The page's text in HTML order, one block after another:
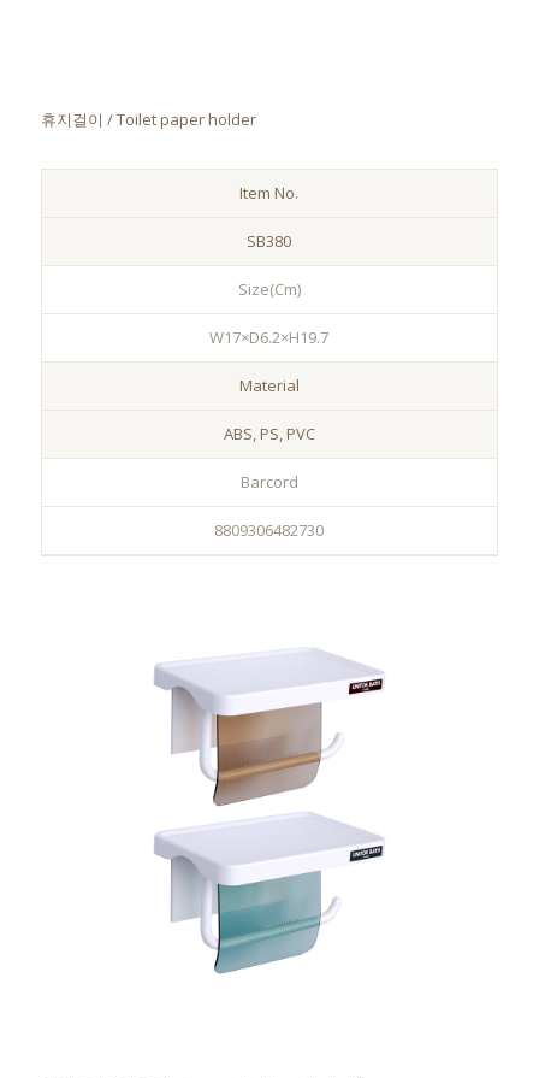
휴지걸이 / Toilet paper holder
Item No.
SB380
Size(Cm)
W17×D6.2×H19.7
Material
ABS, PS, PVC
Barcord
8809306482730